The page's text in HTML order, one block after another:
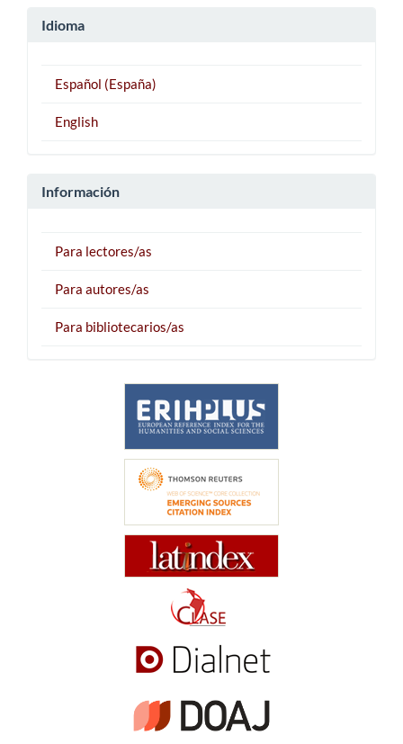
Idioma
Español (España)
English
Información
Para lectores/as
Para autores/as
Para bibliotecarios/as